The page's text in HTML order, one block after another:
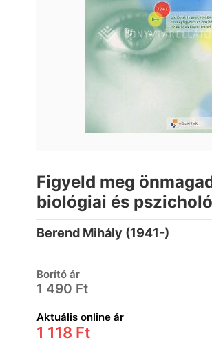
Figyeld meg
biológiai és
önmegfigyelés és
12 és 17 év
Berend Mihály (1941-)
Borító ár
1 490 Ft
Aktuális online ár
1 118 Ft